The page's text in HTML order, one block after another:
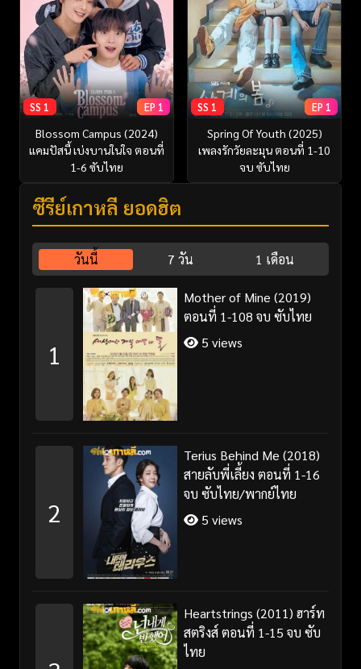
SS 1 EP 1
Blossom Campus (2024)
แคมปัสนี้ เบ่งบานในใจ ตอนที่
1-6 ซับไทย
SS 1 EP 1
Spring Of Youth (2025)
เพลงรักวัยละมุน ตอนที่ 1-10
จบ ซับไทย
ซีรี่ย์เกาหลี ยอดฮิต
วันนี้ 7 วัน 1 เดือน
1
Mother of Mine (2019)
ตอนที่ 1-108 จบ ซับไทย
5 views
2
Terius Behind Me (2018)
สายลับพี่เลี้ยง ตอนที่ 1-16
จบ ซับไทย/พากย์ไทย
5 views
Heartstrings (2011) ฮาร์ท
สตริงส์ ตอนที่ 1-15 จบ ซับ
ไทย